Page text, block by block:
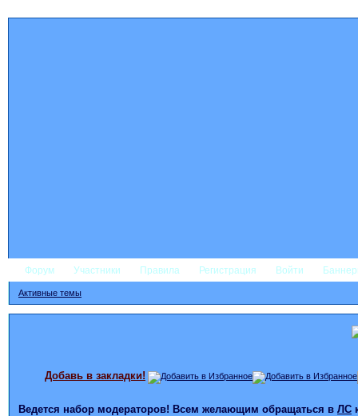
Форум Участники Правила Регистрация Войти
Активные темы
Добавь в закладки!
Ведется набор модераторов! Всем желающим обращаться в ЛС